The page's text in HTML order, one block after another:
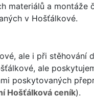
materiálů a montáže
v Hošťálkové.
ale i při stěhování
ale
poskytovaných
Hošťálková ceník).